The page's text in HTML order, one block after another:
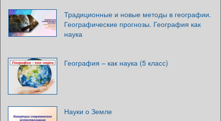
Традиционные и новые методы в географии.
Географические прогнозы. География как
наука
География – как наука (5 класс)
Науки о Земле